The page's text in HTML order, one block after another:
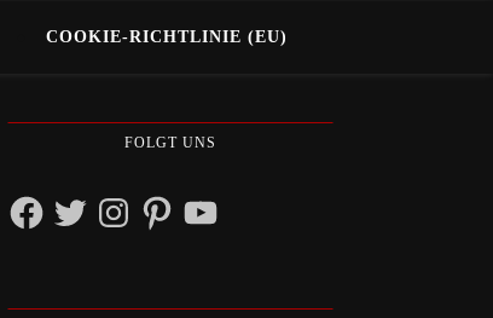
COOKIE-RICHTLINIE (EU)
FOLGT UNS
FacebookTwitterInstagramPinterestYouTube